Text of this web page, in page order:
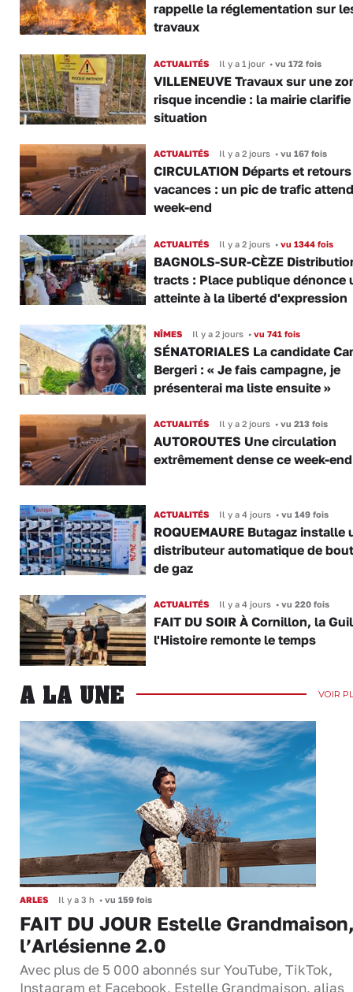
rappelle la réglementation sur
travaux
ACTUALITÉS Il y a 1 jour •vu 172 fois
VILLENEUVE Travaux sur une
risque incendie : la mairie
situation
ACTUALITÉS Il y a 2 jours •vu 167 fois
CIRCULATION Départs et
vacances : un pic de trafic
week-end
ACTUALITÉS Il y a 2 jours •vu 1344 fois
BAGNOLS-SUR-CÈZE
tracts : Place publique dénonce
atteinte à la liberté d'expression
NÎMES Il y a 2 jours •vu 741 fois
SÉNATORIALES La candidate
Bergeri : « Je fais campagne, je
présenterai ma liste ensuite »
ACTUALITÉS Il y a 2 jours •vu 213 fois
AUTOROUTES Une circulation
extrêmement dense ce week-end
ACTUALITÉS Il y a 4 jours •vu 149 fois
ROQUEMAURE Butagaz installe
distributeur automatique de
de gaz
ACTUALITÉS Il y a 4 jours •vu 220 fois
FAIT DU SOIR À Cornillon, la
l'Histoire remonte le temps
A LA UNE VOIR
ARLES Il y a 3 h • vu 159 fois
FAIT DU JOUR Estelle
l’Arlésienne 2.0
Avec plus de 5 000 abonnés sur YouTube, TikTok,
Instagram et Facebook, Estelle Grandmaison, alias